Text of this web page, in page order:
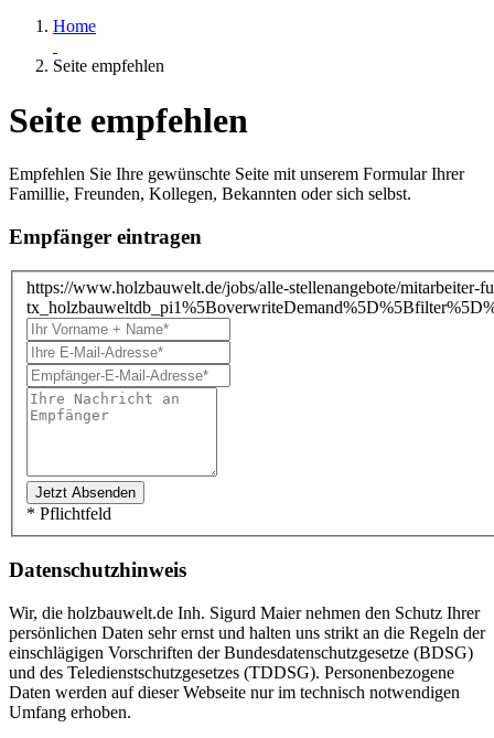
Home
Seite empfehlen
Seite empfehlen
Empfehlen Sie Ihre gewünschte Seite mit unserem Formular Ihrer
Famillie, Freunden, Kollegen, Bekannten oder sich selbst.
Empfänger eintragen
https://www.holzbauwelt.de/jobs/alle-stellenangebote/mitarbeiter-
* Pflichtfeld
Datenschutzhinweis
Wir, die holzbauwelt.de Inh. Sigurd Maier nehmen den Schutz Ihrer
persönlichen Daten sehr ernst und halten uns strikt an die Regeln der
einschlägigen Vorschriften der Bundesdatenschutzgesetze (BDSG)
und des Teledienstschutzgesetzes (TDDSG). Personenbezogene
Daten werden auf dieser Webseite nur im technisch notwendigen
Umfang erhoben.